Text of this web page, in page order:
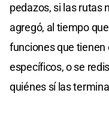
pedazos, si las rutas
agregó, al tiempo
funciones que tienen
específicos, o se
quiénes sí las